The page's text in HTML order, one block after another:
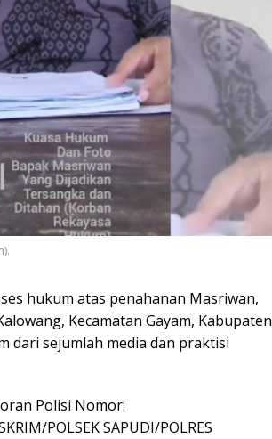
hukum atas penahanan Masriwan,
Kecamatan Gayam, Kabupaten
dari sejumlah media dan praktisi
Polisi Nomor:
POLSEK SAPUDI/POLRES